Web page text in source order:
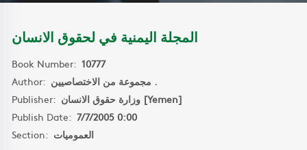
المجلة اليمنية في لحقوق الانسان
Book Number: 10777
Author:
مجموعة من الاختصاصيين .
Publisher:
وزارة حقوق الانسان [Yemen]
Publish Date: 7/7/2005 0:00
Section: العموميات